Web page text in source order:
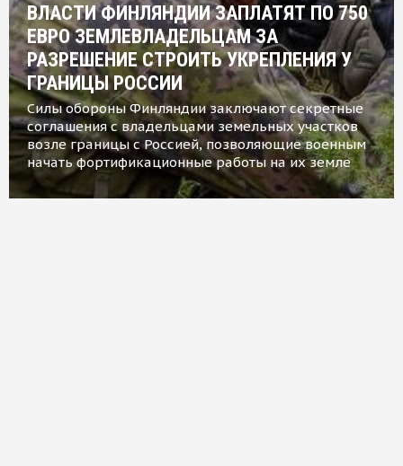
ВЛАСТИ ФИНЛЯНДИИ ЗАПЛАТЯТ ПО 750
ЕВРО ЗЕМЛЕВЛАДЕЛЬЦАМ ЗА
РАЗРЕШЕНИЕ СТРОИТЬ УКРЕПЛЕНИЯ У
ГРАНИЦЫ РОССИИ
Силы обороны Финляндии заключают секретные
соглашения с владельцами земельных участков
возле границы с Россией, позволяющие военным
начать фортификационные работы на их земле